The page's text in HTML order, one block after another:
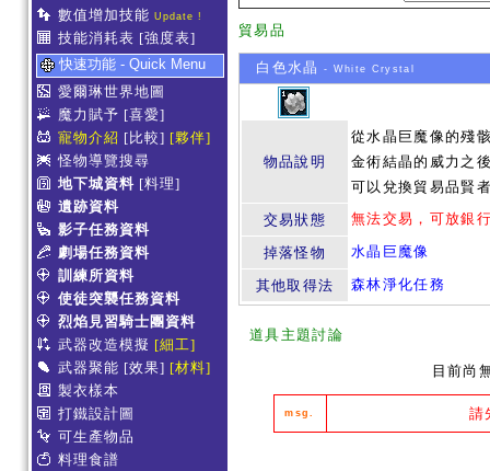
數值增加技能 Update !
技能消耗表 [強度表]
快速功能 - Quick Menu
愛爾琳世界地圖
魔力賦予 [喜愛]
寵物介紹 [比較] [夥伴]
怪物導覽搜尋
地下城資料 [料理]
遺跡資料
影子任務資料
劇場任務資料
訓練所資料
使徒突襲任務資料
烈焰見習騎士團資料
武器改造模擬 [細工]
武器聚能 [效果] [材料]
製衣樣本
打鐵設計圖
可生產物品
料理食譜
貿易品
白色水晶 - White Crystal
物品說明
從水晶巨魔像的殘
金術結晶的威力之
可以兌換貿易品賢
交易狀態
無法交易，可放銀
掉落怪物 水晶巨魔像
其他取得法 森林淨化任務
道具主題討論
目前尚
msg. 請